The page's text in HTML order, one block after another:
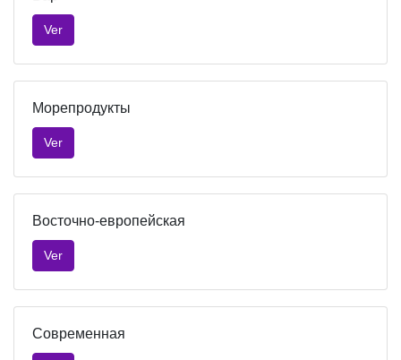
Ver
Морепродукты
Ver
Восточно-европейская
Ver
Современная